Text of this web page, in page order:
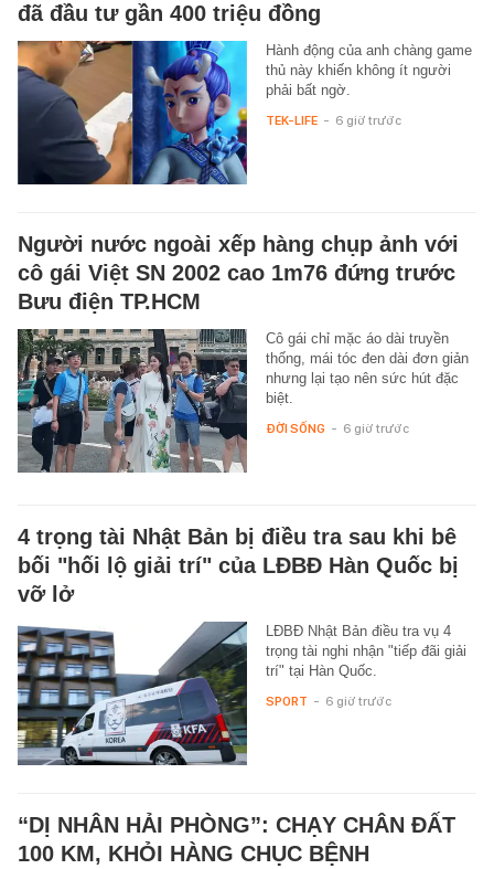
đã đầu tư gần 400 triệu đồng
Hành động của anh chàng game
thủ này khiến không ít người
phải bất ngờ.
TEK-LIFE - 6 giờ trước
Người nước ngoài xếp hàng chụp ảnh với
cô gái Việt SN 2002 cao 1m76 đứng trước
Bưu điện TP.HCM
Cô gái chỉ mặc áo dài truyền
thống, mái tóc đen dài đơn giản
nhưng lại tạo nên sức hút đặc
biệt.
ĐỜI SỐNG - 6 giờ trước
4 trọng tài Nhật Bản bị điều tra sau khi bê
bối "hối lộ giải trí" của LĐBĐ Hàn Quốc bị
vỡ lở
LĐBĐ Nhật Bản điều tra vụ 4
trọng tài nghi nhận "tiếp đãi giải
trí" tại Hàn Quốc.
SPORT - 6 giờ trước
“DỊ NHÂN HẢI PHÒNG”: CHẠY CHÂN ĐẤT
100 KM, KHỎI HÀNG CHỤC BỆNH